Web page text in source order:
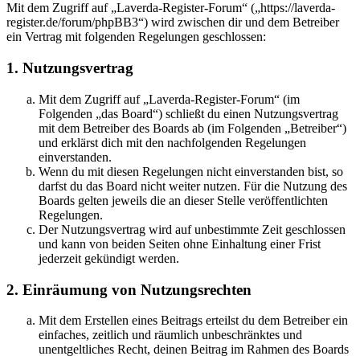
Mit dem Zugriff auf „Laverda-Register-Forum“ („https://laverda-
register.de/forum/phpBB3“) wird zwischen dir und dem Betreiber
ein Vertrag mit folgenden Regelungen geschlossen:
1. Nutzungsvertrag
Mit dem Zugriff auf „Laverda-Register-Forum“ (im
Folgenden „das Board“) schließt du einen Nutzungsvertrag
mit dem Betreiber des Boards ab (im Folgenden „Betreiber“)
und erklärst dich mit den nachfolgenden Regelungen
einverstanden.
Wenn du mit diesen Regelungen nicht einverstanden bist, so
darfst du das Board nicht weiter nutzen. Für die Nutzung des
Boards gelten jeweils die an dieser Stelle veröffentlichten
Regelungen.
Der Nutzungsvertrag wird auf unbestimmte Zeit geschlossen
und kann von beiden Seiten ohne Einhaltung einer Frist
jederzeit gekündigt werden.
2. Einräumung von Nutzungsrechten
Mit dem Erstellen eines Beitrags erteilst du dem Betreiber ein
einfaches, zeitlich und räumlich unbeschränktes und
unentgeltliches Recht, deinen Beitrag im Rahmen des Boards